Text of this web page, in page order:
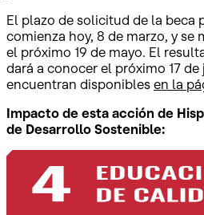
El plazo de solicitud de la beca
comienza hoy, 8 de marzo, y se
el próximo 19 de mayo. El
dará a conocer el próximo 17 de
encuentran disponibles en la
Impacto de esta acción de
de Desarrollo Sostenible: